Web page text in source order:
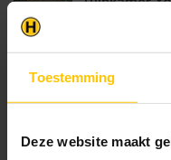
Toestemming
Deze website maakt
TUINDECO
Blokhut
Tuinhuis